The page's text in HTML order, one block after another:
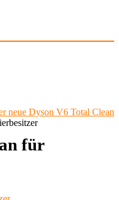
neue Dyson V6 Total Clean
für